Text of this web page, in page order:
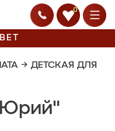
0
→ ДЕТСКАЯ ДЛЯ